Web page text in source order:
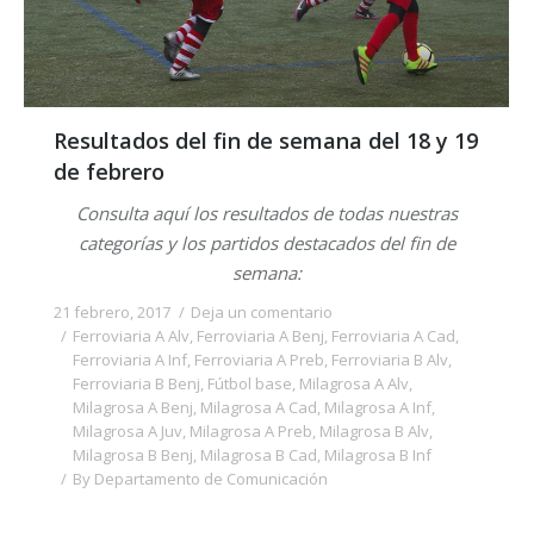
Resultados del fin de semana del 18 y 19
de febrero
Consulta aquí los resultados de todas nuestras
categorías y los partidos destacados del fin de
semana:
21 febrero, 2017
Deja un comentario
Ferroviaria A Alv, Ferroviaria A Benj, Ferroviaria A Cad,
Ferroviaria A Inf, Ferroviaria A Preb, Ferroviaria B Alv,
Ferroviaria B Benj, Fútbol base, Milagrosa A Alv,
Milagrosa A Benj, Milagrosa A Cad, Milagrosa A Inf,
Milagrosa A Juv, Milagrosa A Preb, Milagrosa B Alv,
Milagrosa B Benj, Milagrosa B Cad, Milagrosa B Inf
By Departamento de Comunicación